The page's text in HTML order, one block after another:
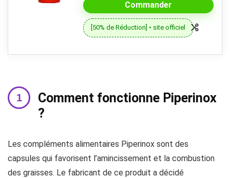
Commander
[50% de Réduction] • site officiel
Comment fonctionne Piperinox
?
Les compléments alimentaires Piperinox sont des
capsules qui favorisent l’amincissement et la combustion
des graisses. Le fabricant de ce produit a décidé